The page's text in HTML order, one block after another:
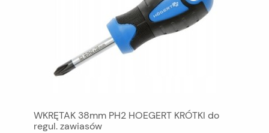
WKRĘTAK 38mm PH2 HOEGERT KRÓTKI do
regul. zawiasów